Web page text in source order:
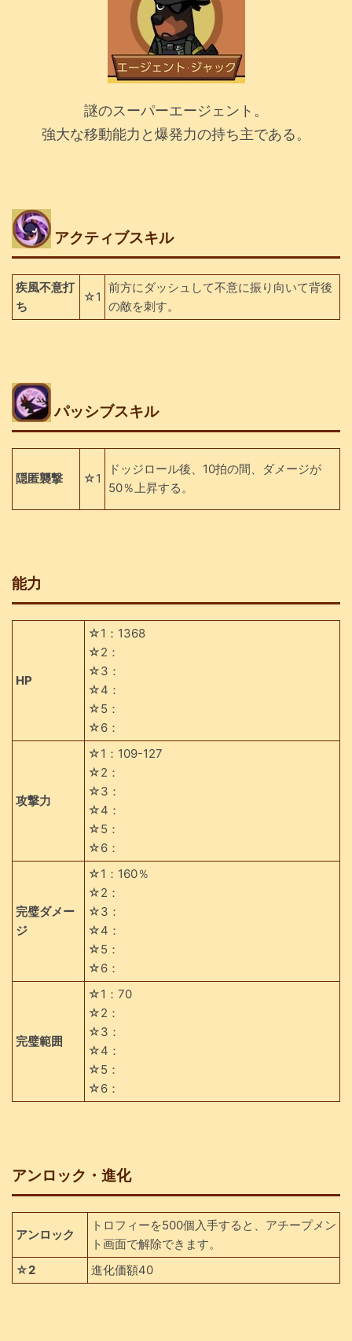
謎のスーパーエージェント。
強大な移動能力と爆発力の持ち主である。
アクティブスキル
疾風不意打
ち
☆1
前方にダッシュして不意に振り向いて背後
の敵を刺す。
パッシブスキル
隠匿襲撃 ☆1
ドッジロール後、10拍の間、ダメージが
50％上昇する。
能力
HP
☆1：1368
☆2：
☆3：
☆4：
☆5：
☆6：
攻撃力
☆1：109-127
☆2：
☆3：
☆4：
☆5：
☆6：
完璧ダメー
ジ
☆1：160％
☆2：
☆3：
☆4：
☆5：
☆6：
完璧範囲
☆1：70
☆2：
☆3：
☆4：
☆5：
☆6：
アンロック・進化
アンロック
トロフィーを500個入手すると、アチープメン
ト画面で解除できます。
☆2
進化価額40